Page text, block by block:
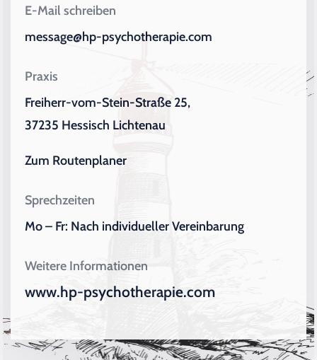
E-Mail schreiben
message@hp-psychotherapie.com
Praxis
Freiherr-vom-Stein-Straße 25,
37235 Hessisch Lichtenau
Zum Routenplaner
Sprechzeiten
Mo – Fr: Nach individueller Vereinbarung
Weitere Informationen
www.hp-psychotherapie.com